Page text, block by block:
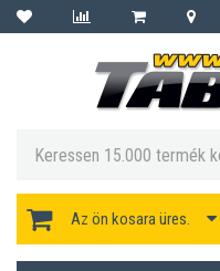
Az ön kosara üres.